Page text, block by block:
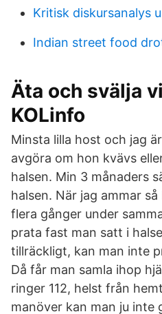
Kritisk diskursanalys
Indian street food
Äta och svälja
KOLinfo
Minsta lilla host och jag
avgöra om hon kvävs
halsen. Min 3 månaders
halsen. När jag ammar
flera gånger under
prata fast man satt i
tillräckligt, kan man inte
Då får man samla ihop
ringer 112, helst från
manöver kan man ju inte